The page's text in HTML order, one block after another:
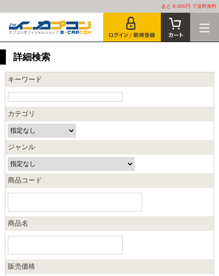
あと 8,000円 で送料無料
詳細検索
キーワード
カテゴリ
ジャンル
商品コード
商品名
販売価格